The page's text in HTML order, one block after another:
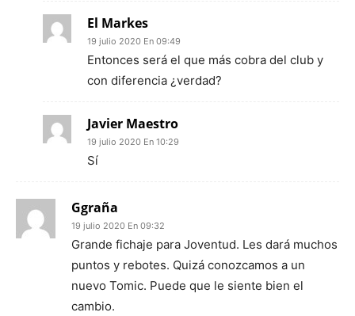
El Markes
19 julio 2020 En 09:49
Entonces será el que más cobra del club y
con diferencia ¿verdad?
Javier Maestro
19 julio 2020 En 10:29
Sí
Ggraña
19 julio 2020 En 09:32
Grande fichaje para Joventud. Les dará muchos
puntos y rebotes. Quizá conozcamos a un
nuevo Tomic. Puede que le siente bien el
cambio.